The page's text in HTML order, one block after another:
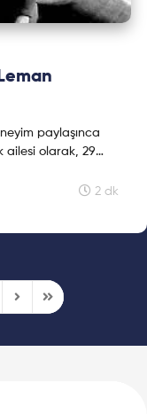
paylaşınca
ailesi olarak, 29
hikayelerini
ilklerin
2 dk
Next PageLast Page